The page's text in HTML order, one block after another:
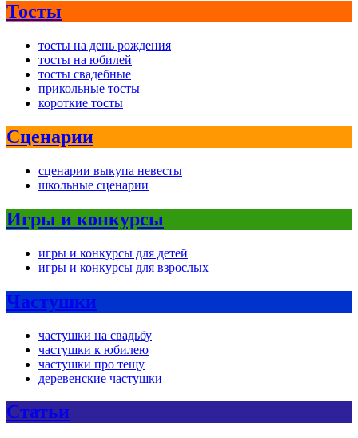
Тосты
тосты на день рождения
тосты на юбилей
тосты свадебные
прикольные тосты
короткие тосты
Сценарии
сценарии выкупа невесты
школьные сценарии
Игры и конкурсы
игры и конкурсы для детей
игры и конкурсы для взрослых
Частушки
частушки на свадьбу
частушки к юбилею
частушки про тещу
деревенские частушки
Статьи